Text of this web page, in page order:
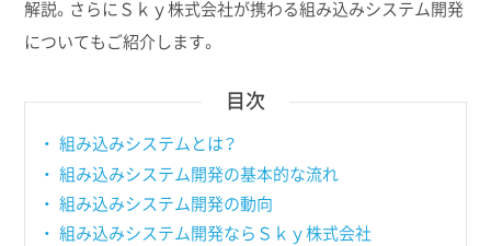
解説。さらにＳｋｙ株式会社が携わる組み込みシステム開発
についてもご紹介します。
目次
組み込みシステムとは？
組み込みシステム開発の基本的な流れ
組み込みシステム開発の動向
組み込みシステム開発ならＳｋｙ株式会社